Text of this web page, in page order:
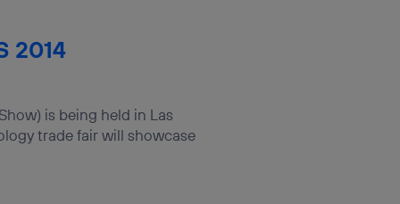
2014
is being held in Las
trade fair will showcase